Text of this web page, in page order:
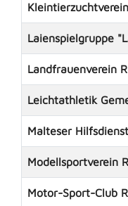
Laienspielgruppe
Landfrauenverein
Leichtathletik
Malteser Hilfsdienst
Modellsportverein
Motor-Sport-Club